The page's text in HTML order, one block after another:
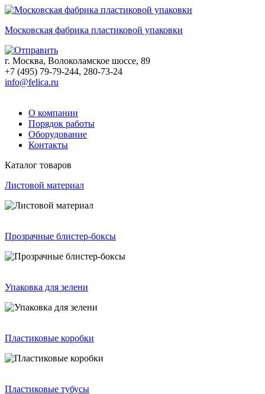
Московская фабрика пластиковой упаковки
г. Москва, Волоколамское шоссе, 89
+7 (495) 79-79-244, 280-73-24
info@felica.ru
О компании
Порядок работы
Оборудование
Контакты
Каталог товаров
Листовой материал
Прозрачные блистер-боксы
Упаковка для зелени
Пластиковые коробки
Пластиковые тубусы